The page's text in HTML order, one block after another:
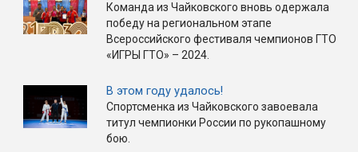
Команда из Чайковского вновь одержала
победу на региональном этапе
Всероссийского фестиваля чемпионов ГТО
«ИГРЫ ГТО» – 2024.
В этом году удалось!
Спортсменка из Чайковского завоевала
титул чемпионки России по рукопашному
бою.